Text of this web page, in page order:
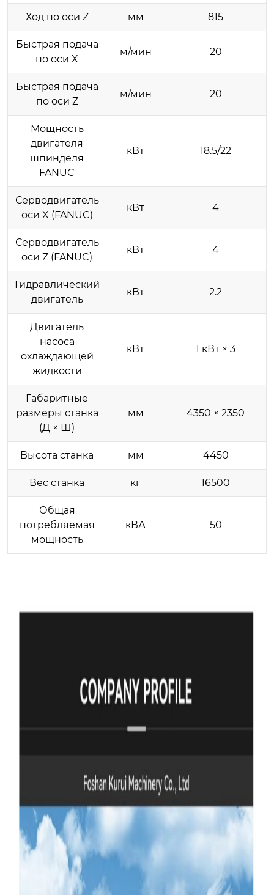
Ход по оси Z мм 815
Быстрая подача
по оси X
м/мин 20
Быстрая подача
по оси Z
м/мин 20
Мощность
двигателя
шпинделя
FANUC
кВт 18.5/22
Серводвигатель
оси X (FANUC)
кВт 4
Серводвигатель
оси Z (FANUC)
кВт 4
Гидравлический
двигатель
кВт 2.2
Двигатель
насоса
охлаждающей
жидкости
кВт 1 кВт × 3
Габаритные
размеры станка
(Д × Ш)
мм 4350 × 2350
Высота станка мм 4450
Вес станка кг 16500
Общая
потребляемая
мощность
кВА 50